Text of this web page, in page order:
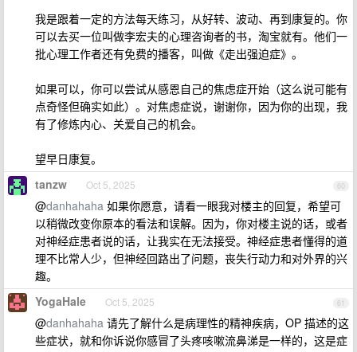
我是跟着一定的方法每天练习，从好转、波动、再到康复的。你
可以去买一位叫做李宏夫的心理咨询者的书，淘宝就有。他们一
批心理工作者还有免费的播客，叫做《走出强迫症》。
如果可以，你可以尝试从感恩自己的焦虑症开始（这么说可能有
点奇怪但确实如此）。对焦虑症说，谢谢你，因为你的出现，我
有了修炼内心、关爱自己的机会。
望早日康复。
60
tanzw Oct 5, 2025
@danhahaha 如果你愿意，请看一眼我对楼主的回复，希望可
以稍微改变你原本的看法和误解。因为，你对楼主说的话，或者
对神经症患者说的话，让我实在无法接受。神经症患者懂得的道
理不比常人少，但神经回路出了问题，丧失行动力和对外界的兴
趣。
61
YogaHale Oct 5, 2025
@danhahaha 请先了解什么是病理性的精神疾病，OP 描述的这
些症状，就和你诉说你感冒了头疼咳嗽流鼻涕是一样的，这是症